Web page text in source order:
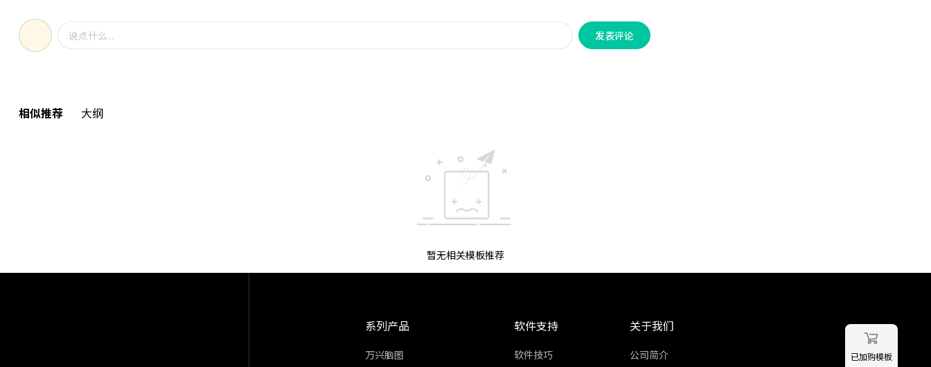
发表评论
相似推荐 大纲
暂无相关模板推荐
已加购模板
系列产品
万兴脑图
软件支持
软件技巧
关于我们
公司简介